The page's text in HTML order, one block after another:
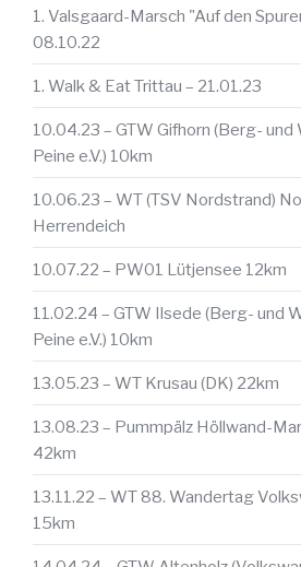
1. Valsgaard-Marsch "Auf den
08.10.22
1. Walk & Eat Trittau – 21.01.23
10.04.23 – GTW Gifhorn (Berg-
Peine e.V.) 10km
10.06.23 – WT (TSV Nordstrand)
Herrendeich
10.07.22 – PW01 Lütjensee 12km
11.02.24 – GTW Ilsede (Berg- und
Peine e.V.) 10km
13.05.23 – WT Krusau (DK) 22km
13.08.23 – Pummpälz Höllwand-
42km
13.11.22 – WT 88. Wandertag
15km